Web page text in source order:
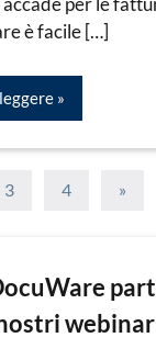
è facile […]
3 4 »